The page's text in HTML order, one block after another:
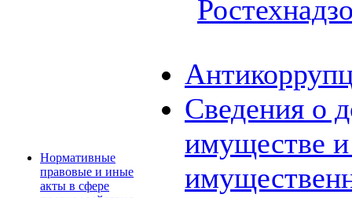
Нормативные
правовые и иные
акты в сфере
Сведения о
имуществе и